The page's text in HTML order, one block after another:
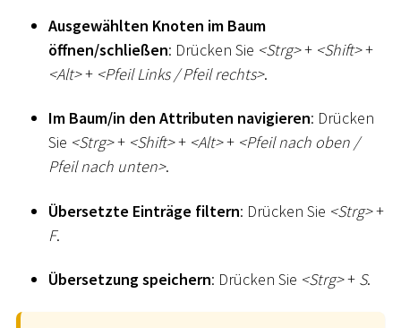
Ausgewählten Knoten im Baum
öffnen/schließen: Drücken Sie <Strg>+ <Shift>+
<Alt>+ <Pfeil Links / Pfeil rechts>.
Im Baum/in den Attributen navigieren: Drücken
Sie <Strg>+ <Shift>+ <Alt>+ <Pfeil nach oben /
Pfeil nach unten>.
Übersetzte Einträge filtern: Drücken Sie <Strg>+
F.
Übersetzung speichern: Drücken Sie <Strg>+ S.